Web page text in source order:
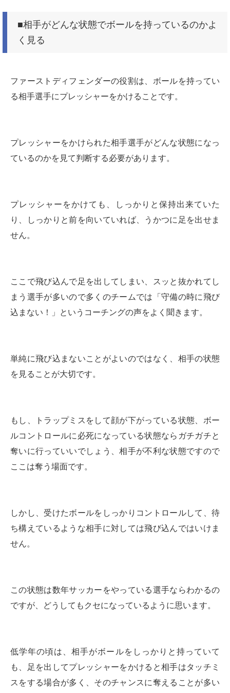
■相手がどんな状態でボールを持っているのかよ
く見る
ファーストディフェンダーの役割は、ボールを持ってい
る相手選手にプレッシャーをかけることです。
プレッシャーをかけられた相手選手がどんな状態になっ
ているのかを見て判断する必要があります。
プレッシャーをかけても、しっかりと保持出来ていた
り、しっかりと前を向いていれば、うかつに足を出せま
せん。
ここで飛び込んで足を出してしまい、スッと抜かれてし
まう選手が多いので多くのチームでは「守備の時に飛び
込まない！」というコーチングの声をよく聞きます。
単純に飛び込まないことがよいのではなく、相手の状態
を見ることが大切です。
もし、トラップミスをして顔が下がっている状態、ボー
ルコントロールに必死になっている状態ならガチガチと
奪いに行っていいでしょう、相手が不利な状態ですので
ここは奪う場面です。
しかし、受けたボールをしっかりコントロールして、待
ち構えているような相手に対しては飛び込んではいけま
せん。
この状態は数年サッカーをやっている選手ならわかるの
ですが、どうしてもクセになっているように思います。
低学年の頃は、相手がボールをしっかりと持っていて
も、足を出してプレッシャーをかけると相手はタッチミ
スをする場合が多く、そのチャンスに奪えることが多い